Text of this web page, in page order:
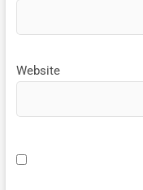
Website